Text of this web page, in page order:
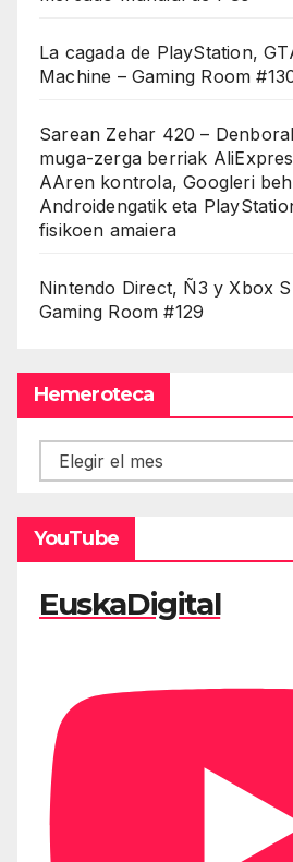
La cagada de PlayStation,
Machine – Gaming Room
Sarean Zehar 420 –
muga-zerga berriak
AAren kontrola, Googleri
Androidengatik eta
fisikoen amaiera
Nintendo Direct, Ñ3 y Xbox
Gaming Room #129
Hemeroteca
Hemeroteca
YouTube
EuskaDigital